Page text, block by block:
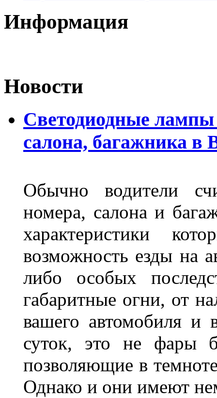
Информация
Новости
Светодиодные лампы
салона, багажника в
Обычно водители
номера, салона и
характеристики
возможность езды на
либо особых
габаритные огни, от
вашего автомобиля и
суток, это не фары
позволяющие в
Однако и они имеют